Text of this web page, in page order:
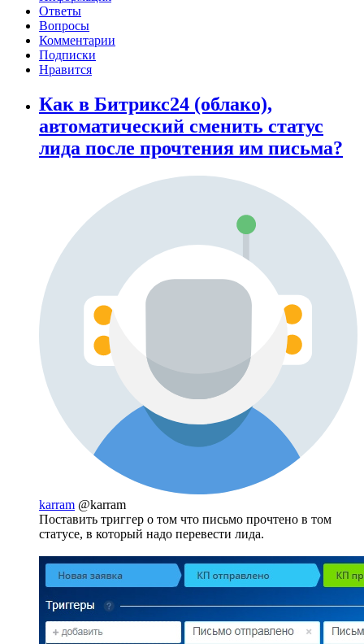
Ответы
Вопросы
Комментарии
Подписки
Нравится
Как в Битрикс24 (облако),
автоматический сменить статус
лида после прочтения им письма?
karram @karram
Поставить триггер о том что письмо прочтено в том
статусе, в который надо перевести лида.